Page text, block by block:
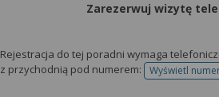
Zarezerwuj wizytę
Rejestracja do tej poradni wymaga
z przychodnią pod numerem:
Wyświetl